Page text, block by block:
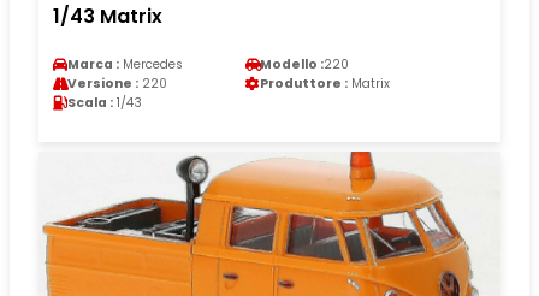
1/43 Matrix
Marca : Mercedes Modello :220
Versione : 220 Produttore : Matrix
Scala : 1/43